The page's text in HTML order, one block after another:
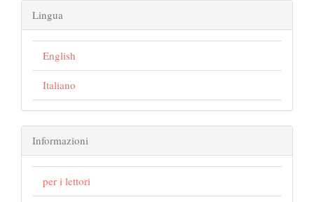
Lingua
English
Italiano
Informazioni
per i lettori